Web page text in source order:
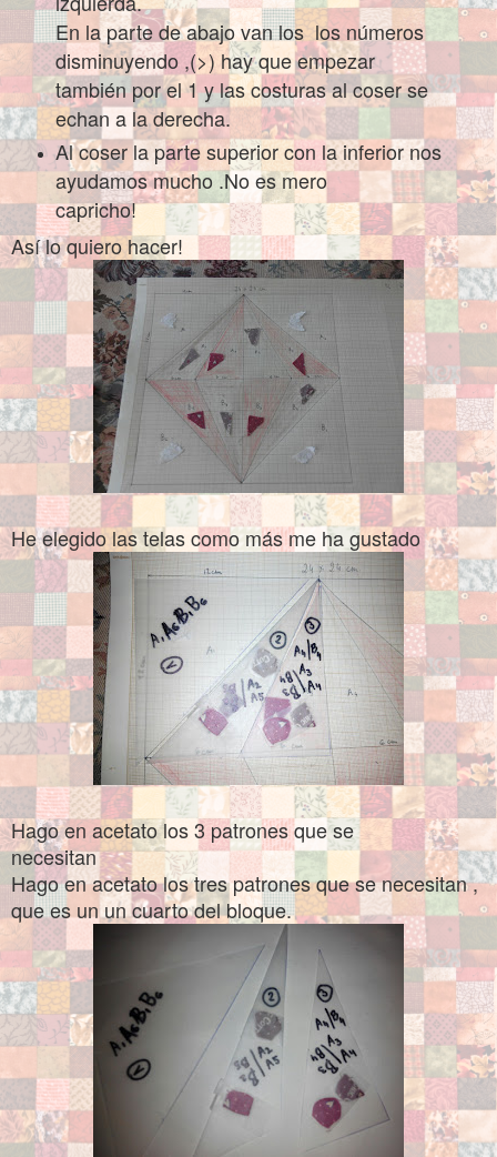
En la parte de abajo van los los números
disminuyendo ,(>) hay que empezar
también por el 1 y las costuras al coser se
echan a la derecha.
Al coser la parte superior con la inferior nos
ayudamos mucho .No es mero
capricho!
Así lo quiero hacer!
He elegido las telas como más me ha gustado
Hago en acetato los 3 patrones que se
necesitan
Hago en acetato los tres patrones que se necesitan ,
que es un un cuarto del bloque.